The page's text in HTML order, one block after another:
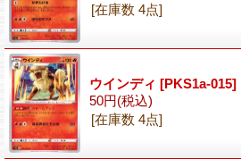
[在庫数 4点]
ウインディ [PKS1a-015]
50円(税込)
[在庫数 4点]